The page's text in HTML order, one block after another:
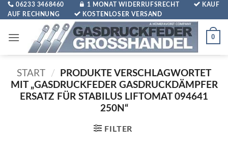
Zum
Inhalt
06233 3468460 1 MONAT WIDERRUFSRECHT
KAUF
AUF RECHNUNG
KOSTENLOSER VERSAND
0
START /
PRODUKTE VERSCHLAGWORTET
MIT „GASDRUCKFEDER GASDRUCKDÄMPFER
ERSATZ FÜR STABILUS LIFTOMAT 094641
250N“
FILTER